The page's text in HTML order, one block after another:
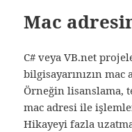
Mac
C# veya VB.net
bilgisayarınızın
Örneğin lisanslama,
mac adresi ile
Hikayeyi fazla